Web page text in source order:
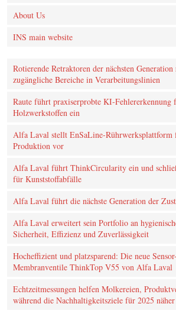
About Us
INS main website
Rotierende Retraktoren der nächsten
zugängliche Bereiche in Verarbeitungslinien
Raute führt praxiserprobte
Holzwerkstoffen ein
Alfa Laval stellt EnSaLine-Rührwerksplattform
Produktion vor
Alfa Laval führt ThinkCircularity ein und
für Kunststoffabfälle
Alfa Laval führt die nächste Generation der
Alfa Laval erweitert sein Portfolio an
Sicherheit, Effizienz und Zuverlässigkeit
Hocheffizient und platzsparend: Die neue
Membranventile ThinkTop V55 von Alfa Laval
Echtzeitmessungen helfen Molkereien,
während die Nachhaltigkeitsziele für 2025